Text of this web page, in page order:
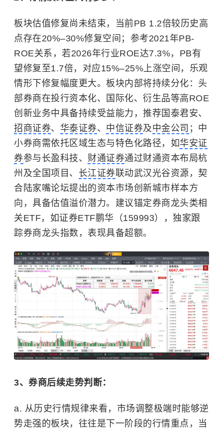
板块估值修复尚未结束，当前PB 1.2倍较历史高
点存在20%–30%修复空间；参考2021年PB-
ROE关系，若2026年行业ROE达7.3%，PB有
望修复至1.7倍，对应15%–25%上涨空间，乐观
情形下修复幅度更大。板块内部将持续分化：头
部券商在投行资本化、国际化、衍生品等高ROE
创新业务中具备持续受益能力，推荐 国泰君安、
招商证券、 华泰证券、 中信证券及中金公司 ；中
小券商需依托区域生态与特色化路径，如华安证
券参与长盈科技、 财通证券通过财通资本布局杭
州及全国项目、 长江证券联动武汉光谷资源，契
合陆家嘴论坛提出的资本市场创新城市样本方
向，具备估值溢价潜力。建议锚定券商龙头类相
关ETF，如证券ETF鹏华（159993），独家跟
踪券商龙头指数，表现具备超额。
3、券商后续走势判断：
a. 从历史行情规律来看，市场调整极端时能够逆
势走强的板块，往往是下一阶段的行情重点，当